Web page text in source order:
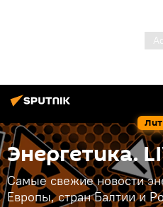
Энергетика.
Самые свежие новости
Европы, стран Балтии и